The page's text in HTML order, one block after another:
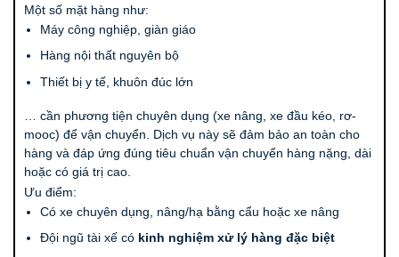
Một số mặt hàng như:
Máy công nghiệp, giàn giáo
Hàng nội thất nguyên bộ
Thiết bị y tế, khuôn đúc lớn
… cần phương tiện chuyên dụng (xe nâng, xe đầu kéo, rơ-
mooc) để vận chuyển. Dịch vụ này sẽ đảm bảo an toàn cho
hàng và đáp ứng đúng tiêu chuẩn vận chuyển hàng nặng, dài
hoặc có giá trị cao.
Ưu điểm:
Có xe chuyên dụng, nâng/hạ bằng cẩu hoặc xe nâng
Đội ngũ tài xế có kinh nghiệm xử lý hàng đặc biệt